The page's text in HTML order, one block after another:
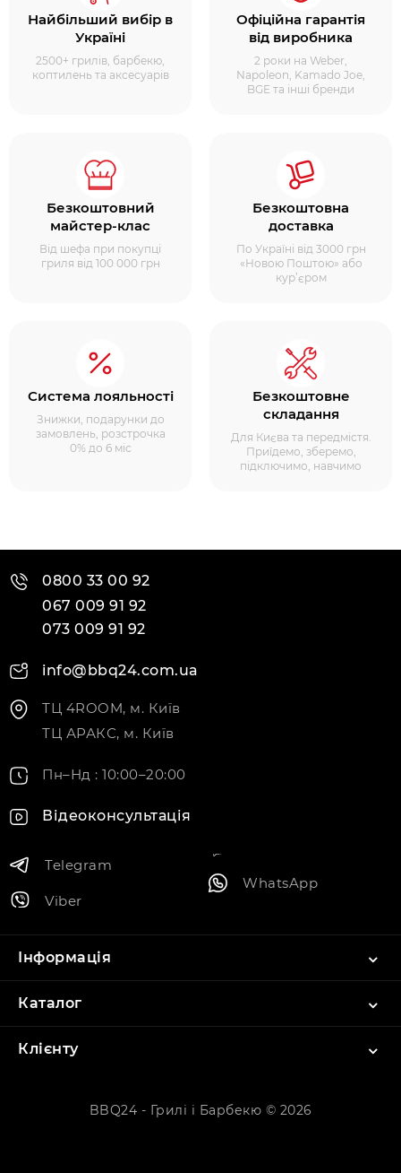
Найбільший вибір в
Україні
2500+ грилів, барбекю,
коптилень та аксесуарів
Офіційна гарантія
від виробника
2 роки на Weber,
Napoleon, Kamado Joe,
BGE та інші бренди
Безкоштовний
майстер-клас
Від шефа при покупці
гриля від 100 000 грн
Безкоштовна
доставка
По Україні від 3000 грн
«Новою Поштою» або
кур’єром
Система лояльності
Знижки, подарунки до
замовлень, розстрочка
0% до 6 міс
Безкоштовне
складання
Для Києва та передмістя.
Приїдемо, зберемо,
підключимо, навчимо
0800 33 00 92
067 009 91 92
073 009 91 92
info@bbq24.com.ua
ТЦ 4ROOM, м. Київ
ТЦ АРАКС, м. Київ
Пн–Нд : 10:00–20:00
Відеоконсультація
Telegram
Viber
WhatsApp
Інформація
Каталог
Клієнту
BBQ24 - Грилі і Барбекю © 2026